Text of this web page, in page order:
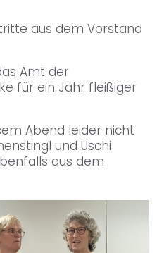
aus dem Vorstand
Amt der
für ein Jahr fleißiger
Abend leider nicht
und Uschi
aus dem